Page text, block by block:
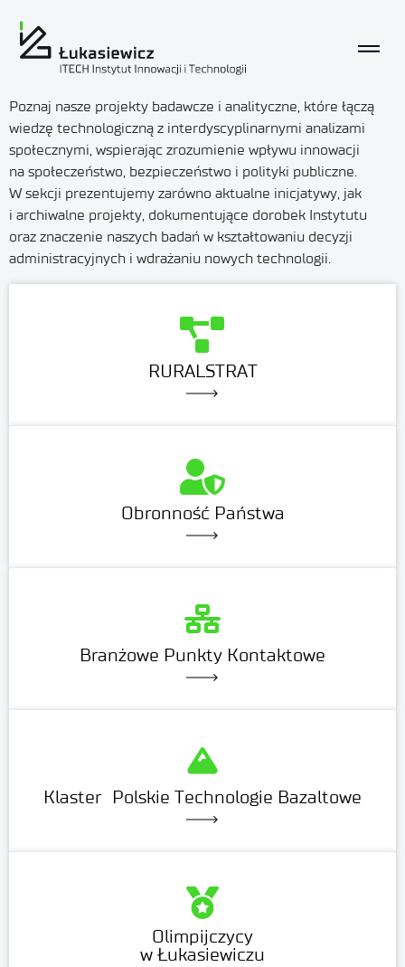
Poznaj nasze projekty badawcze i analityczne, które łączą
wiedzę technologiczną z interdyscyplinarnymi analizami
społecznymi, wspierając zrozumienie wpływu innowacji
na społeczeństwo, bezpieczeństwo i polityki publiczne.
W sekcji prezentujemy zarówno aktualne inicjatywy, jak
i archiwalne projekty, dokumentujące dorobek Instytutu
oraz znaczenie naszych badań w kształtowaniu decyzji
administracyjnych i wdrażaniu nowych technologii.
RURALSTRAT
Obronność Państwa
Branżowe Punkty Kontaktowe
Klaster Polskie Technologie Bazaltowe
Olimpijczycy
w Łukasiewiczu